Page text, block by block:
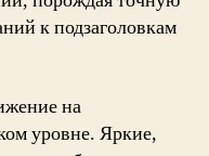
к подзаголовкам
на
уровне. Яркие,